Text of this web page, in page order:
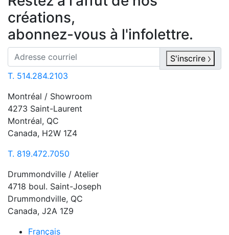
créations,
abonnez-vous à l'infolettre.
S'inscrire
T. 514.284.2103
Montréal / Showroom
4273 Saint-Laurent
Montréal, QC
Canada, H2W 1Z4
T. 819.472.7050
Drummondville / Atelier
4718 boul. Saint-Joseph
Drummondville, QC
Canada, J2A 1Z9
Français